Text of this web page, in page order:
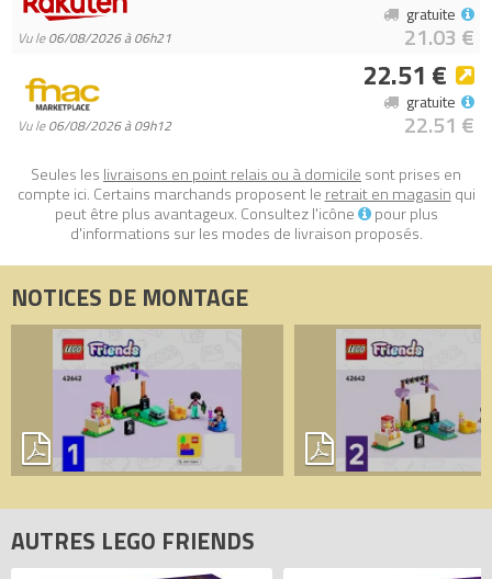
Tous les prix du
LEGO Friends 42642 Soirée cinéma entre amies
(Friendship Movie Night)
sur Avenue de la brique, comparateur
de prix 100% LEGO.
Code EAN du LEGO Friends 42642 : 5702017814834.
Vu le06/08/2026 à 06h21 21.03 €
gratuite
Vu le06/08/2026 à 09h12
22.51 €
22.51 €
gratuite
Seules les livraisons en point relais ou à domicile sont prises en
compte ici. Certains marchands proposent le retrait en magasin qui
peut être plus avantageux. Consultez l'icône
pour plus
d'informations sur les modes de livraison proposés.
NOTICES DE MONTAGE
AUTRES LEGO FRIENDS